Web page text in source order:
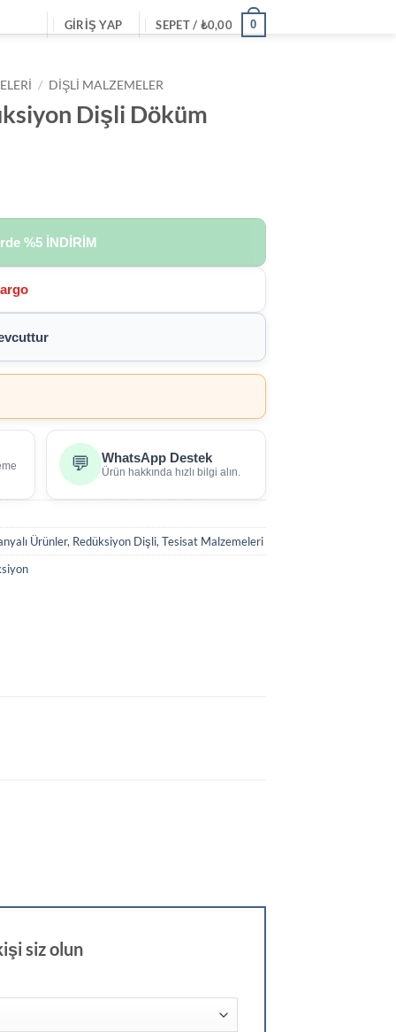
GIRIŞ YAP SEPET / ₺0,00 0
/ DIŞLI MALZEMELER
Dişli Döküm
%5 İNDİRİM
💬 WhatsApp Destek
Ürün hakkında hızlı bilgi alın.
Ürünler, Redüksiyon Dişli, Tesisat Malzemeleri
siz olun